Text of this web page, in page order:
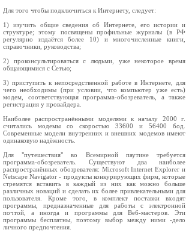
Для того чтобы подключиться к Интернету, следует:
1) изучить общие сведения об Интернете, его истории и
структуре; этому посвящены профильные журналы (в РФ
регулярно издаётся более 10) и многочисленные книги,
справочники, руководства;
2) проконсультироваться с людьми, уже некоторое время
общающимися с Сетью;
3) приступить к непосредственной работе в Интернете, для
чего необходимы (при условии, что компьютер уже есть)
модем, соответствующая программа-обозреватель, а также
регистрация у провайдера.
Наиболее распространёнными моделями к началу 2000 г.
считались модемы со скоростью 33600 и 56400 бод.
Современные модели внутренних и внешних модемов имеют
одинаковую надёжность.
Для "путешествия" во Всемирной паутине требуется
программа-обозреватель. Существуют два наиболее
распространённых обозревателя: Microsoft Internet Explorer и
Netscape Navigator - продукты конкурирующих фирм, которые
стремятся вставить в каждый из них как можно больше
различных новаций и сделать их более привлекательными для
пользователя. Кроме того, в комплект поставки входят
программы, предназначенные для работы с электронной
почтой, а иногда и программы для Веб-мастеров. Эти
программы бесплатны, поэтому выбор между ними -дело
личного предпочтения.